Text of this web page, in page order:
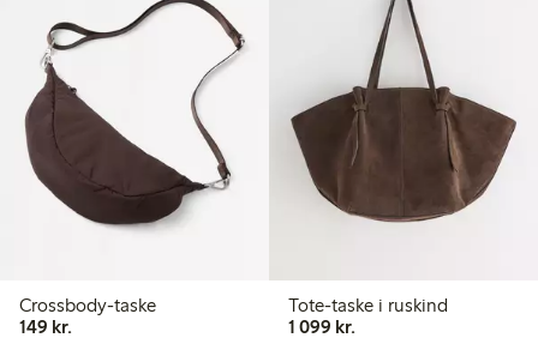
Crossbody-taske
149 kr.
Tote-taske i ruskind
1 099 kr.1.099,00 kr.